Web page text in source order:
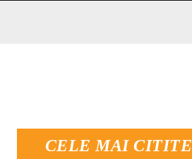
CELE MAI CITITE